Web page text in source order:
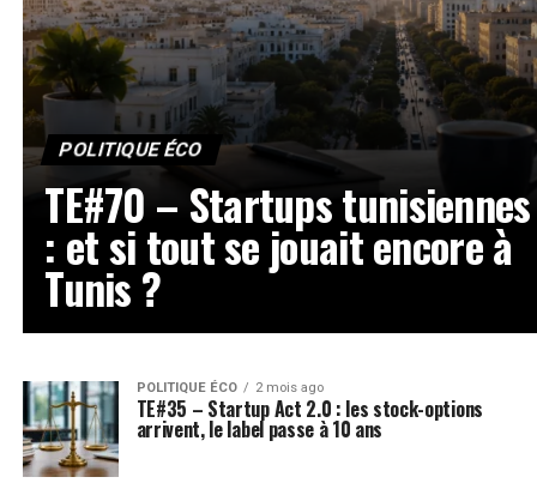
POLITIQUE ÉCO
TE#70 – Startups tunisiennes
: et si tout se jouait encore à
Tunis ?
POLITIQUE ÉCO 2 mois ago
TE#35 – Startup Act 2.0 : les stock-options
arrivent, le label passe à 10 ans